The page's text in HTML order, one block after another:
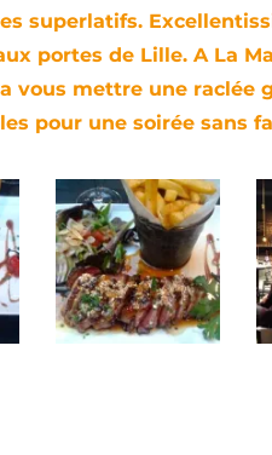
superlatifs.
portes de Lille. A La
vous mettre une raclée
pour une soirée sans